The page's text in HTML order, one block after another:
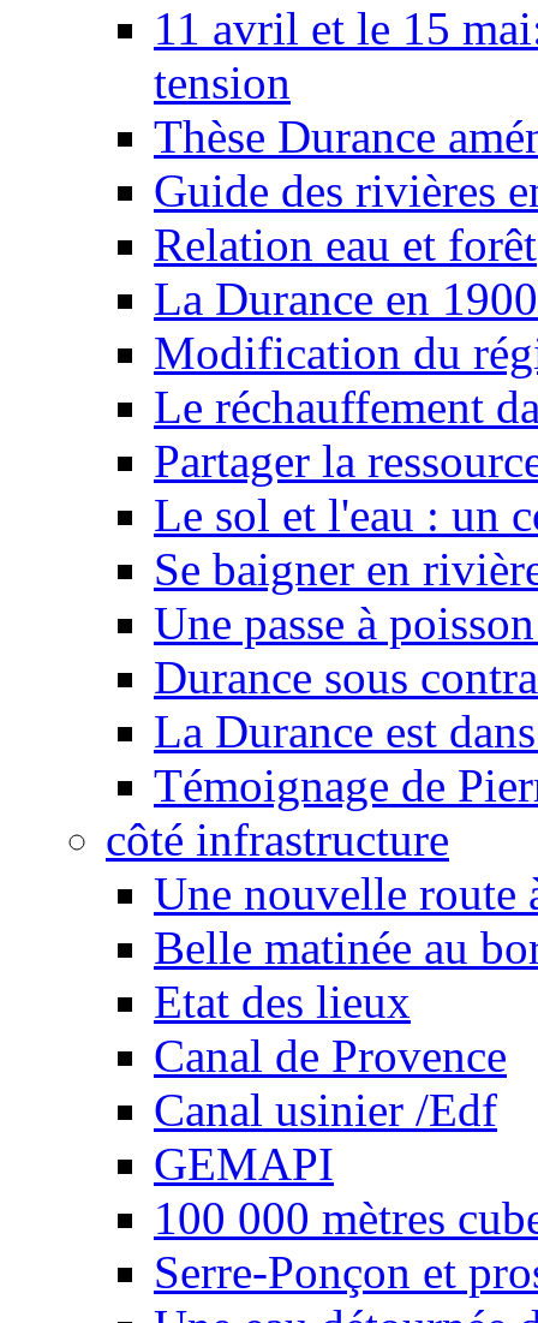
11 avril et le 15
tension
Thèse Durance
Guide des rivières
Relation eau et forêt
La Durance en 1900
Modification du
Le réchauffement
Partager la
Le sol et l'eau : un
Se baigner en
Une passe à
Durance sous
La Durance est
Témoignage de
côté infrastructure
Une nouvelle route
Belle matinée au
Etat des lieux
Canal de Provence
Canal usinier /Edf
GEMAPI
100 000 mètres
Serre-Ponçon et